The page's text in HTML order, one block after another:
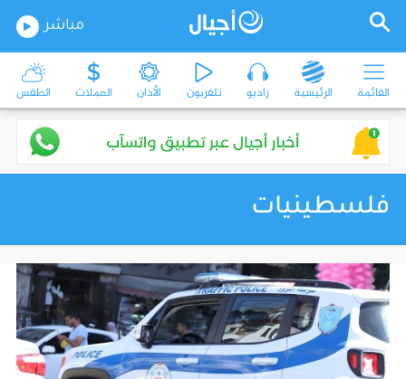
مباشر
القائمة الرئيسية راديو تلفزيون الأذان العملات الطقس
فلسطينيات